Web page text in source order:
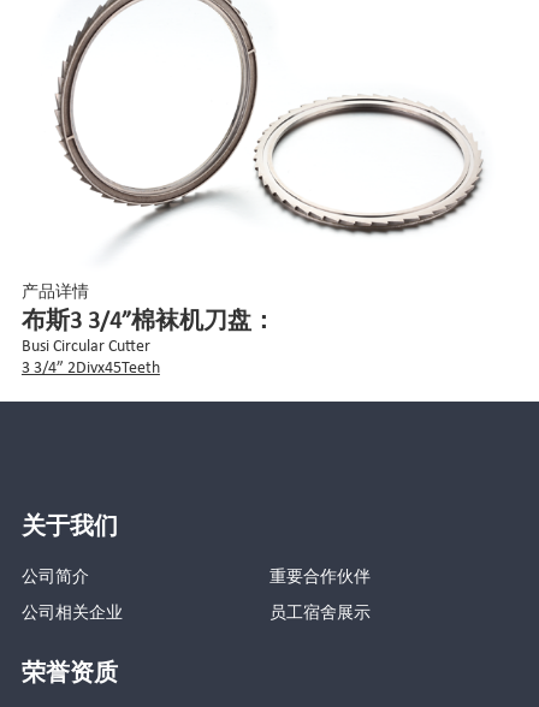
产品详情
布斯3 3/4”棉袜机刀盘：
Busi Circular Cutter
3 3/4” 2Divx45Teeth
关于我们
公司简介
重要合作伙伴
公司相关企业
员工宿舍展示
荣誉资质